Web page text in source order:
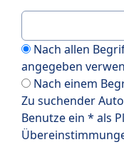
Nach allen
angegeben
Nach einem
Zu suchender
Benutze ein * als